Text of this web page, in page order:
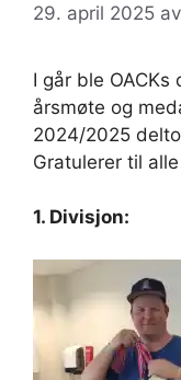
29. april 2025 av
I går ble
årsmøte og
2024/2025
Gratulerer til
1. Divisjon: